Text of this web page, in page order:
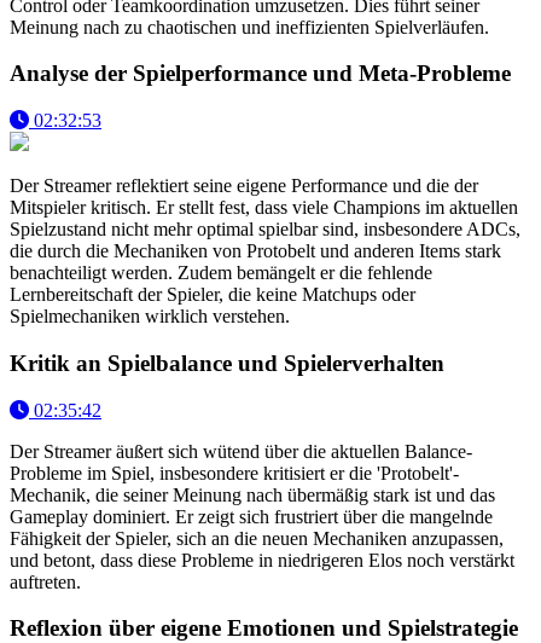
Control oder Teamkoordination umzusetzen. Dies führt seiner
Meinung nach zu chaotischen und ineffizienten Spielverläufen.
Analyse der Spielperformance und Meta-Probleme
02:32:53
Der Streamer reflektiert seine eigene Performance und die der
Mitspieler kritisch. Er stellt fest, dass viele Champions im aktuellen
Spielzustand nicht mehr optimal spielbar sind, insbesondere ADCs,
die durch die Mechaniken von Protobelt und anderen Items stark
benachteiligt werden. Zudem bemängelt er die fehlende
Lernbereitschaft der Spieler, die keine Matchups oder
Spielmechaniken wirklich verstehen.
Kritik an Spielbalance und Spielerverhalten
02:35:42
Der Streamer äußert sich wütend über die aktuellen Balance-
Probleme im Spiel, insbesondere kritisiert er die 'Protobelt'-
Mechanik, die seiner Meinung nach übermäßig stark ist und das
Gameplay dominiert. Er zeigt sich frustriert über die mangelnde
Fähigkeit der Spieler, sich an die neuen Mechaniken anzupassen,
und betont, dass diese Probleme in niedrigeren Elos noch verstärkt
auftreten.
Reflexion über eigene Emotionen und Spielstrategie